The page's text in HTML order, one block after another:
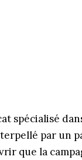
spécialisé
par un
que la